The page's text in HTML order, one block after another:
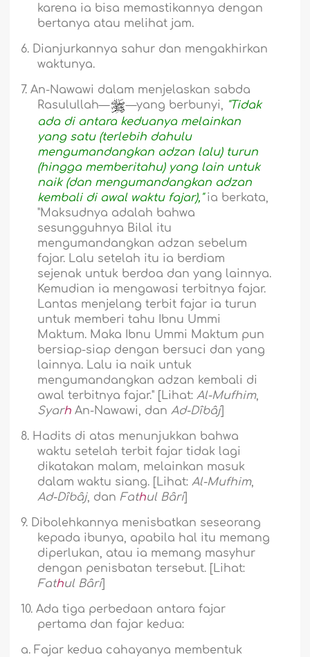
karena ia bisa memastikannya dengan
bertanya atau melihat jam.
6. Dianjurkannya sahur dan mengakhirkan
waktunya.
7. An-Nawawi dalam menjelaskan sabda
Rasulullah—
—yang berbunyi, "Tidak
ada di antara keduanya melainkan
yang satu (terlebih dahulu
mengumandangkan adzan lalu) turun
(hingga memberitahu) yang lain untuk
naik (dan mengumandangkan adzan
kembali di awal waktu fajar),"ia berkata,
"Maksudnya adalah bahwa
sesungguhnya Bilal itu
mengumandangkan adzan sebelum
fajar. Lalu setelah itu ia berdiam
sejenak untuk berdoa dan yang lainnya.
Kemudian ia mengawasi terbitnya fajar.
Lantas menjelang terbit fajar ia turun
untuk memberi tahu Ibnu Ummi
Maktum. Maka Ibnu Ummi Maktum pun
bersiap-siap dengan bersuci dan yang
lainnya. Lalu ia naik untuk
mengumandangkan adzan kembali di
awal terbitnya fajar." [Lihat:Al-Mufhim,
Syarh An-Nawawi, danAd-Dîbâj]
8. Hadits di atas menunjukkan bahwa
waktu setelah terbit fajar tidak lagi
dikatakan malam, melainkan masuk
dalam waktu siang. [Lihat:Al-Mufhim,
Ad-Dîbâj, dan Fathul Bâri]
9. Dibolehkannya menisbatkan seseorang
kepada ibunya, apabila hal itu memang
diperlukan, atau ia memang masyhur
dengan penisbatan tersebut. [Lihat:
Fathul Bâri]
10. Ada tiga perbedaan antara fajar
pertama dan fajar kedua:
a. Fajar kedua cahayanya membentuk